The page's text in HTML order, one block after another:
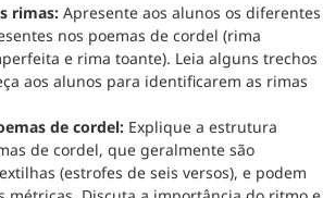
rimas: Apresente aos alunos os diferentes
nos poemas de cordel (rima
e rima toante). Leia alguns trechos
aos alunos para identificarem as rimas
de cordel: Explique a estrutura
de cordel, que geralmente são
(estrofes de seis versos), e podem